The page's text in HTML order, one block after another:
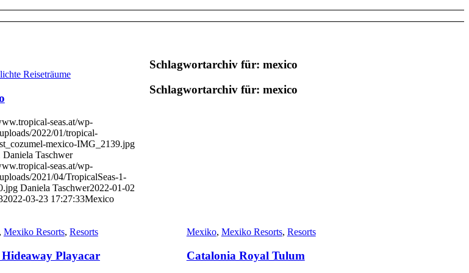
Reiseträume
seas.at/wp-
2022/01/tropical-
mexico-IMG_2139.jpg
Daniela Taschwer
seas.at/wp-
2021/04/TropicalSeas-1-
Daniela Taschwer2022-01-02
2022-03-23 17:27:33Mexico
Schlagwortarchiv für:mexico
Mexiko Resorts, Resorts
Playacar
Mexiko, Mexiko Resorts, Resorts
Catalonia Royal Tulum
Schlagwortarchiv für:mexico